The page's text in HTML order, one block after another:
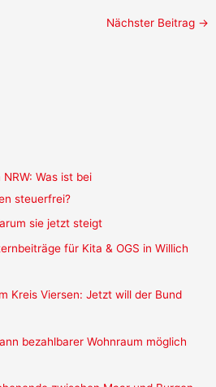
Nächster Beitrag →
Was ist bei
steuerfrei?
sie jetzt steigt
für Kita & OGS in Willich
Kreis Viersen: Jetzt will der Bund
bezahlbarer Wohnraum möglich